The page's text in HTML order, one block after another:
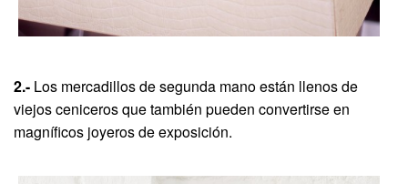
2.- Los mercadillos de segunda mano están llenos de
viejos ceniceros que también pueden convertirse en
magníficos joyeros de exposición.